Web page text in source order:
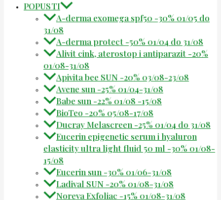
POPUSTI
A-derma exomega spf50 -30% 01/05 do
31/08
A-derma protect -50% 01/04 do 31/08
Alivit cink, aterostop i antiparazit -20%
01/08-31/08
Apivita bee SUN -20% 03/08-23/08
Avene sun -25% 01/04-31/08
Babe sun -22% 01/08 -15/08
BioTeo -20% 05/08-17/08
Ducray Melascreen -25% 01/04 do 31/08
Eucerin epigenetic serum i hyaluron
elasticity ultra light fluid 50 ml -30% 01/08-
15/08
Eucerin sun -30% 01/06-31/08
Ladival SUN -20% 01/08-31/08
Noreva Exfoliac -15% 01/08-31/08